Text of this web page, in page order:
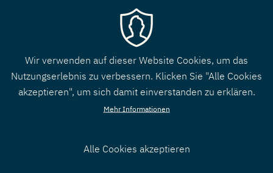
Wir verwenden auf dieser Website Cookies, um das
Nutzungserlebnis zu verbessern. Klicken Sie "Alle Cookies
akzeptieren", um sich damit einverstanden zu erklären.
Mehr Informationen
Alle Cookies akzeptieren